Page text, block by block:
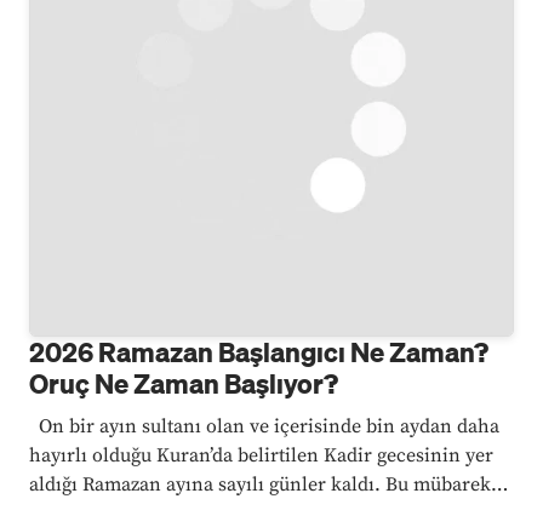
2026 Ramazan Başlangıcı Ne Zaman?
Oruç Ne Zaman Başlıyor?
On bir ayın sultanı olan ve içerisinde bin aydan daha
hayırlı olduğu Kuran’da belirtilen Kadir gecesinin yer
aldığı Ramazan ayına sayılı günler kaldı. Bu mübarek